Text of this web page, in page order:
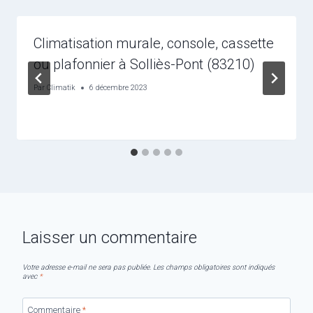
Climatisation murale, console, cassette
ou plafonnier à Solliès-Pont (83210)
Par Climatik 6 décembre 2023
Laisser un commentaire
Votre adresse e-mail ne sera pas publiée. Les champs obligatoires sont indiqués
avec *
Commentaire *